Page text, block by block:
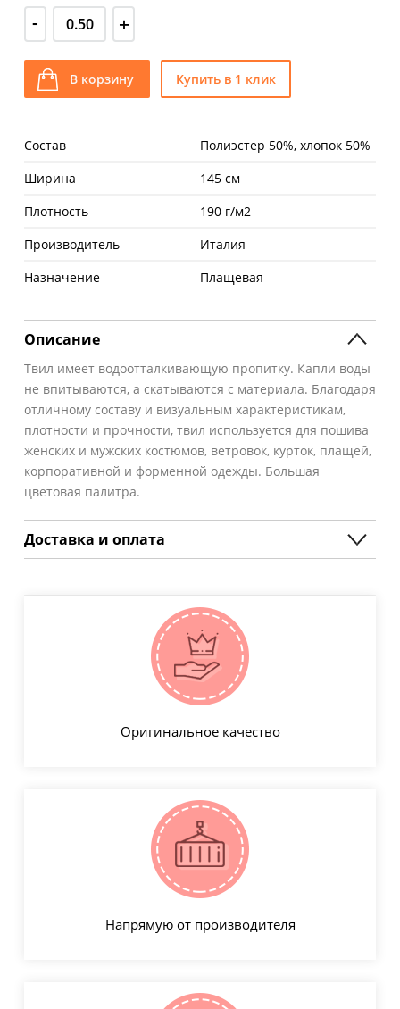
- +
В корзину Купить в 1 клик
Состав
Полиэстер 50%, хлопок 50%
Ширина
145 см
Плотность
190 г/м2
Производитель
Италия
Назначение
Плащевая
Описание
Твил имеет водоотталкивающую пропитку. Капли воды
не впитываются, а скатываются с материала. Благодаря
отличному составу и визуальным характеристикам,
плотности и прочности, твил используется для пошива
женских и мужских костюмов, ветровок, курток, плащей,
корпоративной и форменной одежды. Большая
цветовая палитра.
Доставка и оплата
Оригинальное качество
Напрямую от производителя